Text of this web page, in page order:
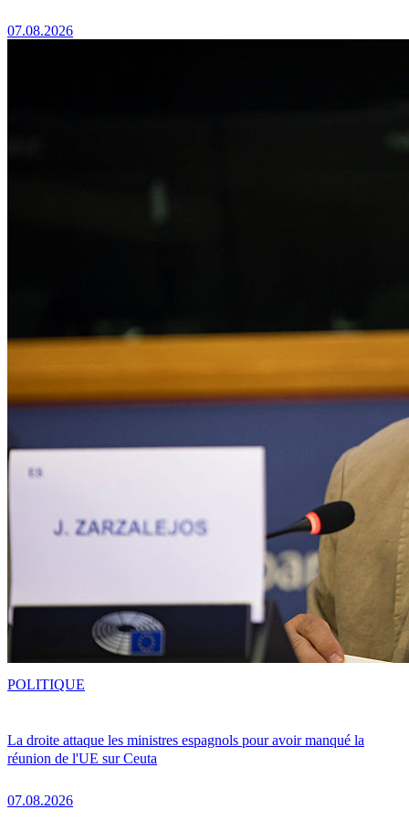
07.08.2026
La droite attaque les ministres espagnols pour avoir manqué la
réunion de l'UE sur Ceuta
07.08.2026
POLITIQUE